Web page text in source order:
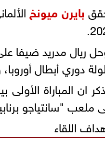
بايرن ميونخ
ريال مدريد ضيفا
دوري أبطال
ان المباراة
ملعب "سانتياجو
اللقاء